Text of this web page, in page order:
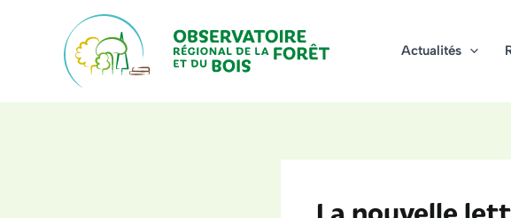
Actualités